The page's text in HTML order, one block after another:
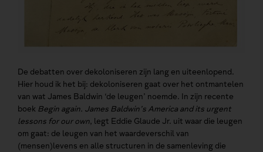
De debatten over dekoloniseren zijn lang en uiteenlopend.
Hier houd ik het bij: dekoloniseren gaat over het ontmantelen
van wat James Baldwin ‘de leugen’ noemde. In zijn recente
boek Begin again. James Baldwin’s America and its urgent
lessons for our own, legt Eddie Glaude Jr. uit waar die leugen
om gaat: de leugen van het waardeverschil van
(mensen)levens en alle structuren in de samenleving die